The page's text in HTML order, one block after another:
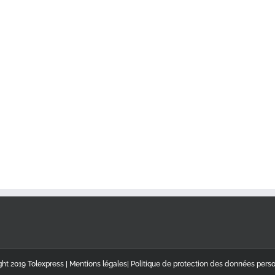
2019 Tolexpress | Mentions légales| Politique de protection des données